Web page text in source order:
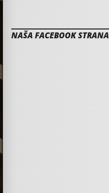
NAŠA FACEBOOK STRANA